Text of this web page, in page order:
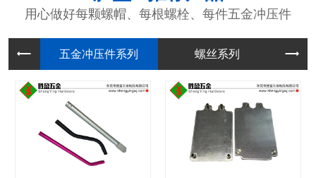
用心做好每颗螺帽、每根螺栓、每件五金冲压件
五金冲压 螺丝系列